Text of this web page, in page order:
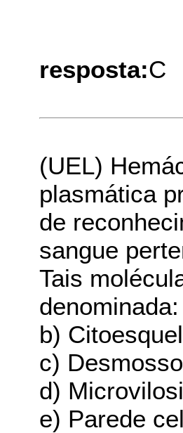
resposta:C
(UEL)
plasmática
de
sangue
Tais
b)
c)
d)
e) Parede